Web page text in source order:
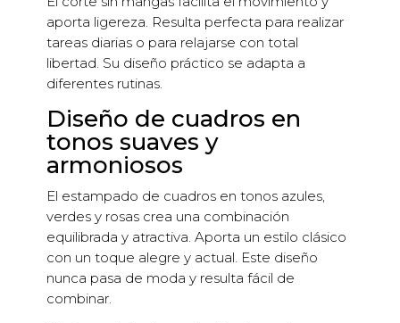
aporta ligereza. Resulta perfecta para realizar
tareas diarias o para relajarse con total
libertad. Su diseño práctico se adapta a
diferentes rutinas.
Diseño de cuadros en
tonos suaves y
armoniosos
El estampado de cuadros en tonos azules,
verdes y rosas crea una combinación
equilibrada y atractiva. Aporta un estilo clásico
con un toque alegre y actual. Este diseño
nunca pasa de moda y resulta fácil de
combinar.